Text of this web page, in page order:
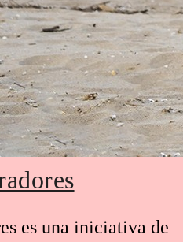
es una iniciativa de